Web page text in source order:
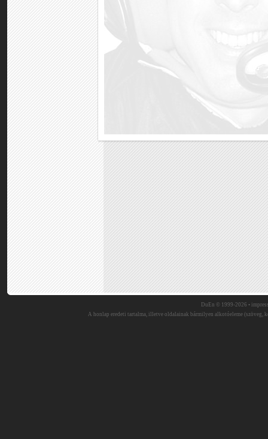
DuEn © 1999-2026 •
A honlap eredeti tartalma, illetve oldalainak bármilyen alkotóeleme (szöveg,